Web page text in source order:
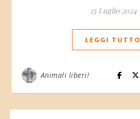
25 Luglio 2024
LEGGI TUTTO
Animali liberi!